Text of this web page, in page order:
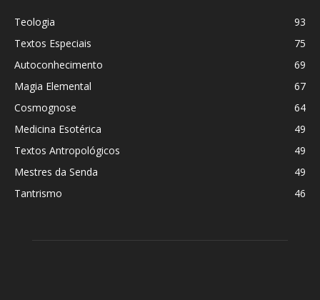
Teologia
93
Textos Especiais
75
Autoconhecimento
69
Magia Elemental
67
Cosmognose
64
Medicina Esotérica
49
Textos Antropológicos
49
Mestres da Senda
49
Tantrismo
46